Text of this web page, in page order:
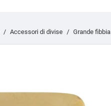
Accessori di divise Grande fibbia